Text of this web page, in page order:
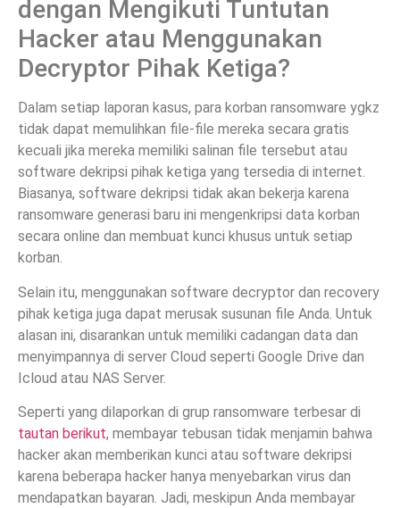
dengan Mengikuti Tuntutan
Hacker atau Menggunakan
Decryptor Pihak Ketiga?
Dalam setiap laporan kasus, para korban ransomware ygkz
tidak dapat memulihkan file-file mereka secara gratis
kecuali jika mereka memiliki salinan file tersebut atau
software dekripsi pihak ketiga yang tersedia di internet.
Biasanya, software dekripsi tidak akan bekerja karena
ransomware generasi baru ini mengenkripsi data korban
secara online dan membuat kunci khusus untuk setiap
korban.
Selain itu, menggunakan software decryptor dan recovery
pihak ketiga juga dapat merusak susunan file Anda. Untuk
alasan ini, disarankan untuk memiliki cadangan data dan
menyimpannya di server Cloud seperti Google Drive dan
Icloud atau NAS Server.
Seperti yang dilaporkan di grup ransomware terbesar di
tautan berikut, membayar tebusan tidak menjamin bahwa
hacker akan memberikan kunci atau software dekripsi
karena beberapa hacker hanya menyebarkan virus dan
mendapatkan bayaran. Jadi, meskipun Anda membayar